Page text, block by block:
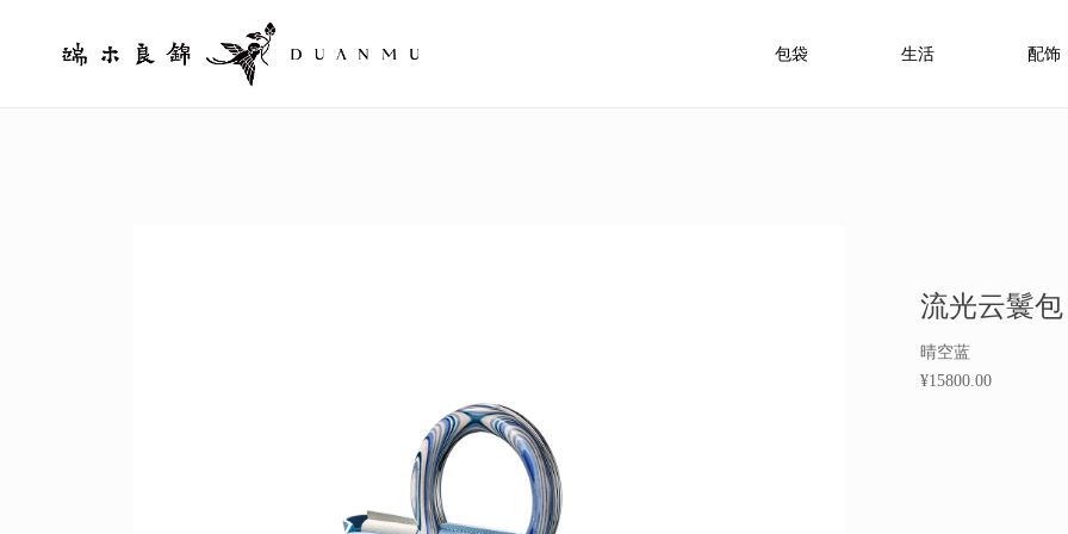
包袋 生活 配饰
流光云鬟包
晴空蓝
¥15800.00